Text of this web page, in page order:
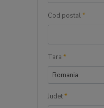
Cod postal*
Tara *
Romania
Judet*